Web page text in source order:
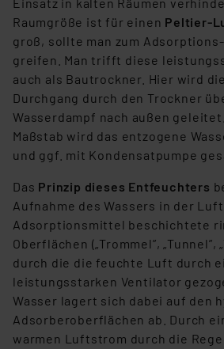
Raumgröße ist für einen Peltier-
groß, sollte man zum
greifen. Man trifft diese
auch als Bautrockner. Hier wird
Durchgang durch den Trockner
Wasserdampf nach außen
Maßstab wird das entzogene
und ggf. mit Kondensatpumpe
Das Prinzip dieses Entfeuchters
Aufnahme des Wassers in der
Adsorptionsmittel beschichtete
Oberflächen („Trommel”, „Tunnel”,
durch die die feuchte Luft durch
leistungsstarken Ventilator
Wasser lagert sich dabei auf den
Adsorberoberflächen ab. Durch
warmen Luftstrom durch die